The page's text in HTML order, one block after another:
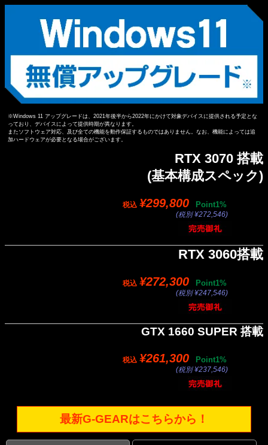
※Windows 11 アップグレードは、2021年後半から2022年にかけて対象デバイスに提供される予定とな
っており、デバイスによって提供時期が異なります。
またソフトウェア対応、及び全ての機能を動作保証するものではありません。なお、機能によっては追
加ハードウェアが必要となる場合がございます。
RTX 3070 搭載
(基本構成スペック)
税込 ¥299,800 Point1%
(税別 ¥272,546)
RTX 3060搭載
税込 ¥272,300 Point1%
(税別 ¥247,546)
GTX 1660 SUPER 搭載
税込 ¥261,300 Point1%
(税別 ¥237,546)
最新G-GEARはこちらから！